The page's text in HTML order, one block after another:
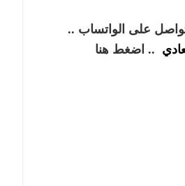
على الواتساب ..
.. اضغط هنا